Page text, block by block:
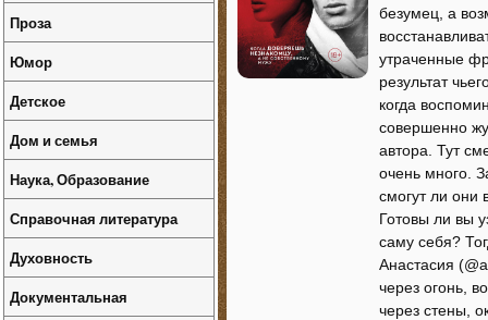
безумец, а
утраченные
результат
когда
совершенно
автора. Тут
очень много.
смогут ли они
Готовы ли вы
саму себя?
Анастасия
через огонь,
через стены,
Проза
Юмор
Детское
Дом и семья
Наука, Образование
Справочная литература
Духовность
Документальная